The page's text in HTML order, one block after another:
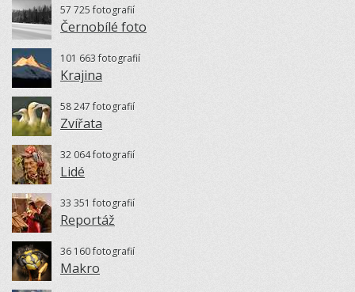
57 725 fotografií
Černobílé foto
101 663 fotografií
Krajina
58 247 fotografií
Zvířata
32 064 fotografií
Lidé
33 351 fotografií
Reportáž
36 160 fotografií
Makro